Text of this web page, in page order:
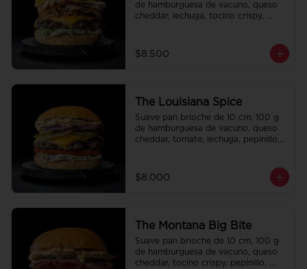
de hamburguesa de vacuno, queso
cheddar, lechuga, tocino crispy,
$8.500
The Louisiana Spice
Suave pan brioche de 10 cm, 100 g
de hamburguesa de vacuno, queso
cheddar, tomate, lechuga, pepinillo,
$8.000
The Montana Big Bite
Suave pan brioche de 10 cm, 100 g
de hamburguesa de vacuno, queso
cheddar, tocino crispy, pepinillo,